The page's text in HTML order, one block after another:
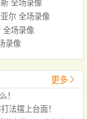
全场录像
尔 全场录像
全场录像
录像
更多
！
法摆上台面！